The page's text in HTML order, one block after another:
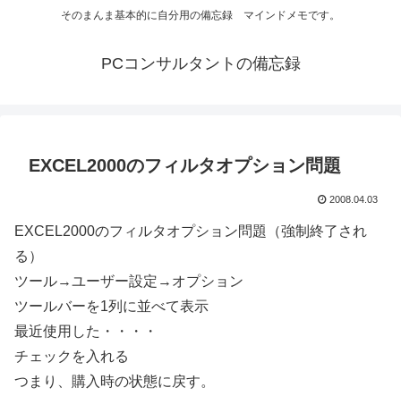
そのまんま基本的に自分用の備忘録 マインドメモです。
PCコンサルタントの備忘録
EXCEL2000のフィルタオプション問題
2008.04.03
EXCEL2000のフィルタオプション問題（強制終了され
る）
ツール→ユーザー設定→オプション
ツールバーを1列に並べて表示
最近使用した・・・・
チェックを入れる
つまり、購入時の状態に戻す。